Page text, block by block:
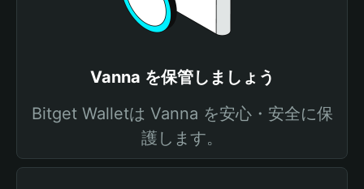
Vanna を保管しましょう
Bitget Walletは Vanna を安心・安全に保
護します。